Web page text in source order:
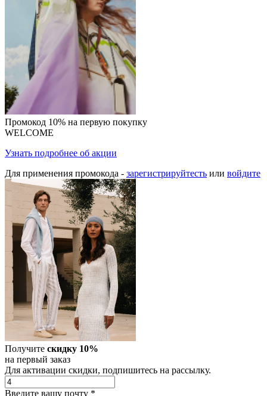
Промокод 10% на первую покупку
WELCOME
Узнать подробнее об акции
Для применения промокода - зарегистрируйтесть или войдите
Получите скидку 10%
на первый заказ
Для активации скидки, подпишитесь на рассылку.
Введите вашу почту *